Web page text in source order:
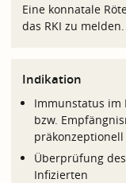
Eine konnatale
das RKI zu melden.
Indikation
Immunstatus im
bzw.
präkonzeptionell
Überprüfung
Infizierten